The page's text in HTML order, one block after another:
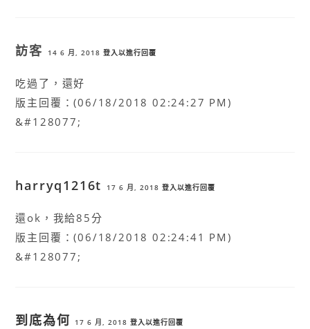
訪客 14 6 月, 2018 登入以進行回覆
吃過了，還好
版主回覆：(06/18/2018 02:24:27 PM)
&#128077;
harryq1216t 17 6 月, 2018 登入以進行回覆
還ok，我給85分
版主回覆：(06/18/2018 02:24:41 PM)
&#128077;
到底為何 17 6 月, 2018 登入以進行回覆